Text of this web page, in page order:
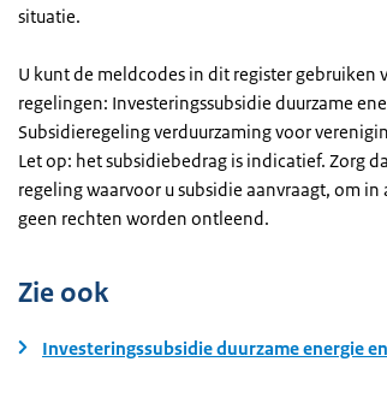
situatie.
U kunt de meldcodes in dit register gebruiken
regelingen: Investeringssubsidie duurzame
Subsidieregeling verduurzaming voor
Let op: het subsidiebedrag is indicatief. Zorg
regeling waarvoor u subsidie aanvraagt, om
geen rechten worden ontleend.
Zie ook
Investeringssubsidie duurzame energie